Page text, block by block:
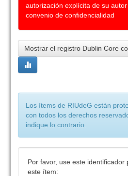
autorización explícita de su
convenio de confidencialidad
Mostrar el registro Dublin Core
Los ítems de RIUdeG están
con todos los derechos
indique lo contrario.
Por favor, use este identificador
este ítem: